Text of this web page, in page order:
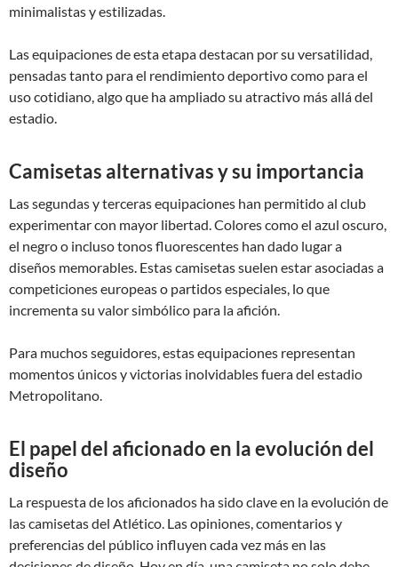
minimalistas y estilizadas.
Las equipaciones de esta etapa destacan por su versatilidad,
pensadas tanto para el rendimiento deportivo como para el
uso cotidiano, algo que ha ampliado su atractivo más allá del
estadio.
Camisetas alternativas y su importancia
Las segundas y terceras equipaciones han permitido al club
experimentar con mayor libertad. Colores como el azul oscuro,
el negro o incluso tonos fluorescentes han dado lugar a
diseños memorables. Estas camisetas suelen estar asociadas a
competiciones europeas o partidos especiales, lo que
incrementa su valor simbólico para la afición.
Para muchos seguidores, estas equipaciones representan
momentos únicos y victorias inolvidables fuera del estadio
Metropolitano.
El papel del aficionado en la evolución del
diseño
La respuesta de los aficionados ha sido clave en la evolución de
las camisetas del Atlético. Las opiniones, comentarios y
preferencias del público influyen cada vez más en las